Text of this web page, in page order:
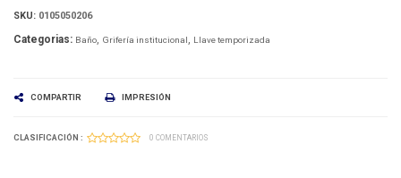
SKU: 0105050206
Categorias: Baño Grifería institucional Llave temporizada
COMPARTIR IMPRESIÓN
CLASIFICACIÓN : 0 COMENTARIOS